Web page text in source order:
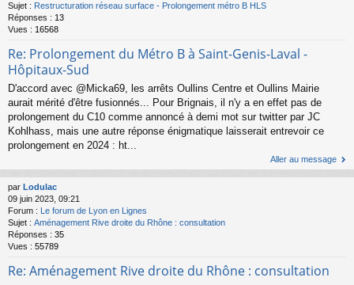
Sujet : Restructuration réseau surface - Prolongement métro B HLS
Réponses : 13
Vues : 16568
Re: Prolongement du Métro B à Saint-Genis-Laval -
Hôpitaux-Sud
D'accord avec @Micka69, les arrêts Oullins Centre et Oullins Mairie
aurait mérité d'être fusionnés... Pour Brignais, il n'y a en effet pas de
prolongement du C10 comme annoncé à demi mot sur twitter par JC
Kohlhass, mais une autre réponse énigmatique laisserait entrevoir ce
prolongement en 2024 : ht...
Aller au message
par Lodulac
09 juin 2023, 09:21
Forum : Le forum de Lyon en Lignes
Sujet : Aménagement Rive droite du Rhône : consultation
Réponses : 35
Vues : 55789
Re: Aménagement Rive droite du Rhône : consultation